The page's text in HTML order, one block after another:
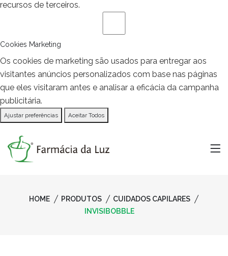
recursos de terceiros.
Cookies Marketing
Os cookies de marketing são usados para entregar aos
visitantes anúncios personalizados com base nas páginas
que eles visitaram antes e analisar a eficácia da campanha
publicitária.
Ajustar preferências Aceitar Todos
HOME PRODUTOS
CUIDADOS CAPILARES
INVISIBOBBLE